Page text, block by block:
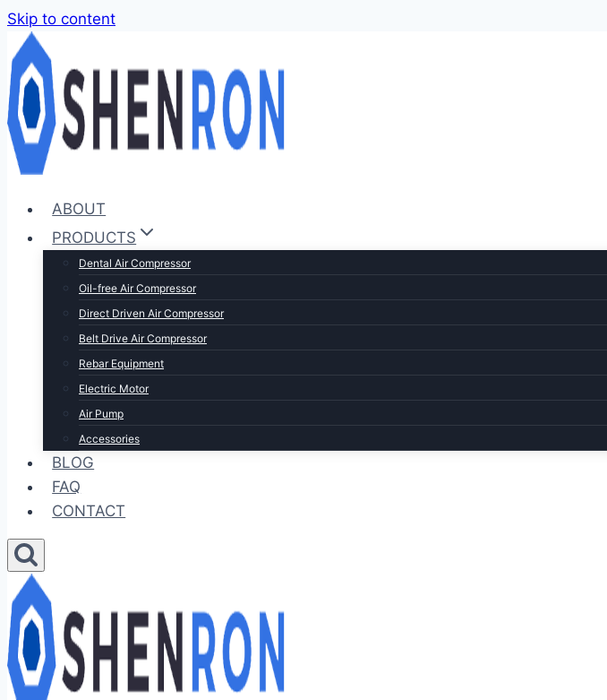
Skip to content
ABOUT
PRODUCTS
Dental Air Compressor
Oil-free Air Compressor
Direct Driven Air Compressor
Belt Drive Air Compressor
Rebar Equipment
Electric Motor
Air Pump
Accessories
BLOG
FAQ
CONTACT